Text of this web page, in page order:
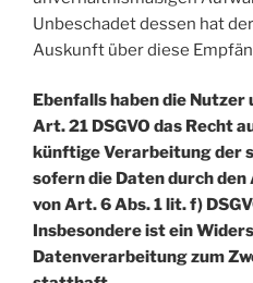
Unbeschadet dessen hat
Auskunft über diese
Ebenfalls haben die
Art. 21 DSGVO das Recht
künftige Verarbeitung der
sofern die Daten durch
von Art. 6 Abs. 1 lit. f)
Insbesondere ist ein
Datenverarbeitung zum